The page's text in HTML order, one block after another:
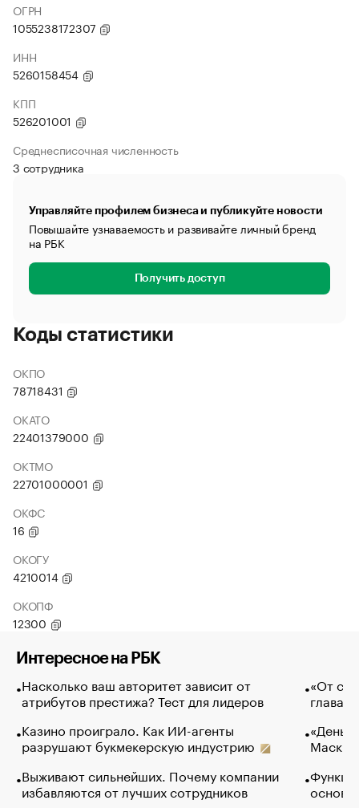
ОГРН
1055238172307
ИНН
5260158454
КПП
526201001
Среднесписочная численность
3 сотрудника
Управляйте профилем бизнеса и публикуйте новости
Повышайте узнаваемость и развивайте личный бренд
на РБК
Получить доступ
Коды статистики
ОКПО
78718431
ОКАТО
22401379000
ОКТМО
22701000001
ОКФС
16
ОКОГУ
4210014
ОКОПФ
12300
Интересное на РБК
Насколько ваш авторитет зависит от
атрибутов престижа? Тест для лидеров
Казино проиграло. Как ИИ-агенты
разрушают букмекерскую индустрию
Выживают сильнейших. Почему компании
избавляются от лучших сотрудников
«От
глава
Маск в
основ